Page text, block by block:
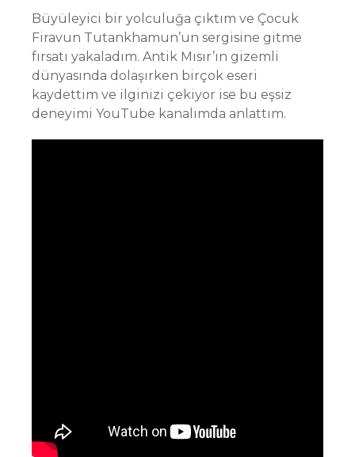
Büyüleyici bir yolculuğa çıktım ve Çocuk
Firavun Tutankhamun’un sergisine gitme
fırsatı yakaladım. Antik Mısır’ın gizemli
dünyasında dolaşırken birçok eseri
kaydettim ve ilginizi çekiyor ise bu eşsiz
deneyimi YouTube kanalımda anlattım.